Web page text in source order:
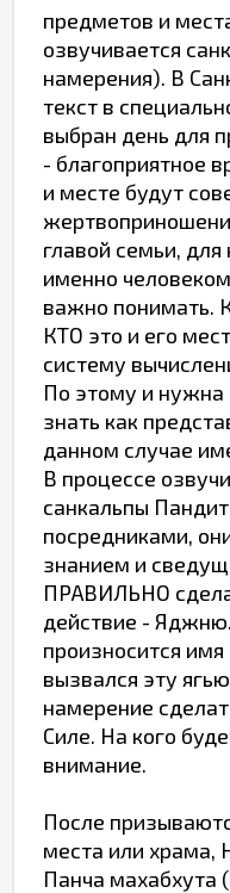
предметов и
озвучивается
намерения). В
текст в
выбран день для
- благоприятное
и месте будут
главой семьи, для
именно
важно понимать.
КТО это и его
систему
По этому и нужна
знать как
данном случае
В процессе
санкальпы
посредниками,
знанием и
ПРАВИЛЬНО
действие -
произносится
вызвался эту
намерение
Силе. На кого
внимание.
После
места или храма,
Панча махабхута